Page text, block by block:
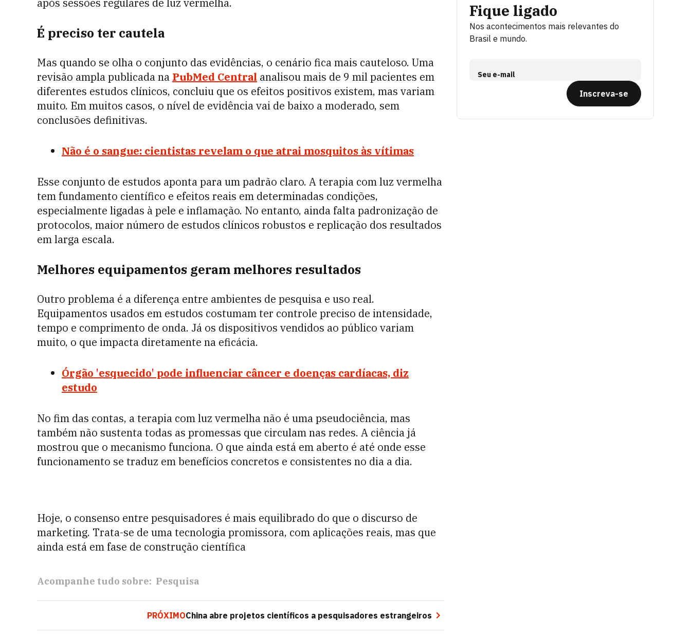
após sessões regulares de luz vermelha.
É preciso ter cautela
Mas quando se olha o conjunto das evidências, o cenário fica mais cauteloso. Uma
revisão ampla publicada na PubMed Central analisou mais de 9 mil pacientes em
diferentes estudos clínicos, concluiu que os efeitos positivos existem, mas variam
muito. Em muitos casos, o nível de evidência vai de baixo a moderado, sem
conclusões definitivas.
Não é o sangue: cientistas revelam o que atrai mosquitos às vítimas
Esse conjunto de estudos aponta para um padrão claro. A terapia com luz vermelha
tem fundamento científico e efeitos reais em determinadas condições,
especialmente ligadas à pele e inflamação. No entanto, ainda falta padronização de
protocolos, maior número de estudos clínicos robustos e replicação dos resultados
em larga escala.
Melhores equipamentos geram melhores resultados
Outro problema é a diferença entre ambientes de pesquisa e uso real.
Equipamentos usados em estudos costumam ter controle preciso de intensidade,
tempo e comprimento de onda. Já os dispositivos vendidos ao público variam
muito, o que impacta diretamente na eficácia.
Órgão 'esquecido' pode influenciar câncer e doenças cardíacas, diz
estudo
No fim das contas, a terapia com luz vermelha não é uma pseudociência, mas
também não sustenta todas as promessas que circulam nas redes. A ciência já
mostrou que o mecanismo funciona. O que ainda está em aberto é até onde esse
funcionamento se traduz em benefícios concretos e consistentes no dia a dia.
Hoje, o consenso entre pesquisadores é mais equilibrado do que o discurso de
marketing. Trata-se de uma tecnologia promissora, com aplicações reais, mas que
ainda está em fase de construção científica
Acompanhe tudo sobre: Pesquisa
PRÓXIMOChina abre projetos científicos a pesquisadores estrangeiros
Fique ligado
Nos acontecimentos mais relevantes do
Brasil e mundo.
Seu e-mail
Inscreva-se